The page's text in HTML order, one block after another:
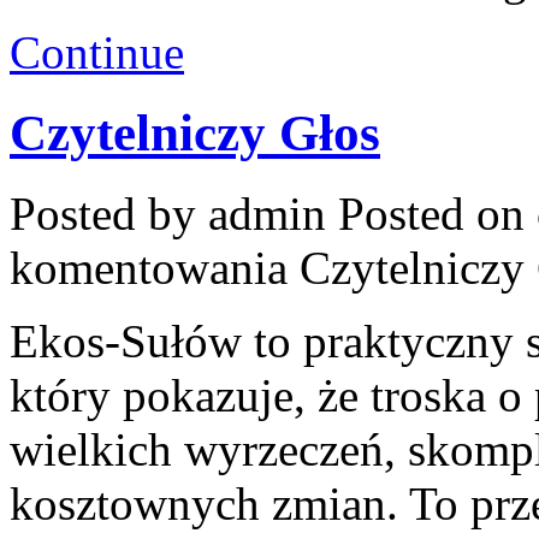
Continue
Czytelniczy Głos
Posted by admin Posted
komentowania Czytelniczy
Ekos-Sułów to
który pokazuje, że troska o
wielkich wyrzeczeń,
kosztownych zmian. To